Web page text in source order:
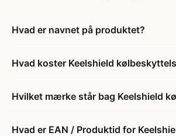
Hvad er navnet på produktet?
Hvad koster Keelshield
Hvilket mærke står bag Keelshield
Hvad er EAN / Produktid for